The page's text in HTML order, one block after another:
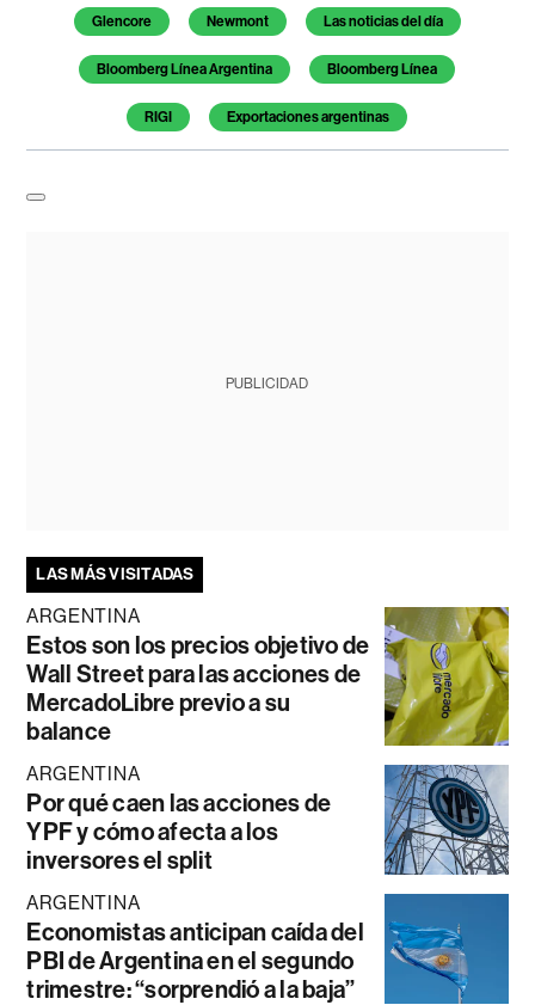
Glencore Newmont Las noticias del día
Bloomberg Línea Argentina Bloomberg Línea
RIGI Exportaciones argentinas
PUBLICIDAD
LAS MÁS VISITADAS
ARGENTINA
Estos son los precios objetivo de
Wall Street para las acciones de
MercadoLibre previo a su
balance
ARGENTINA
Por qué caen las acciones de
YPF y cómo afecta a los
inversores el split
ARGENTINA
Economistas anticipan caída del
PBI de Argentina en el segundo
trimestre: “sorprendió a la baja”